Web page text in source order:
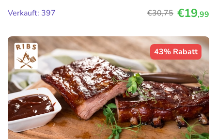
Verkauft: 397
€30,75 €19,99
43% Rabatt